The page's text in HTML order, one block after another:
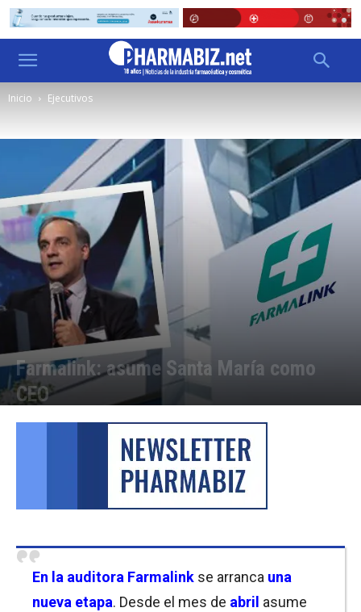
Inicio Ejecutivos
Farmalink: asume Santa María como
CEO
En la auditora Farmalink se arranca una
nueva etapa. Desde el mes de abril asume